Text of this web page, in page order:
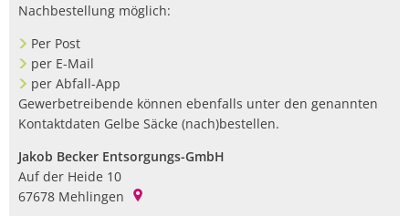
Nachbestellung möglich:
Per Post
per E-Mail
per Abfall-App
Gewerbetreibende können ebenfalls unter den genannten
Kontaktdaten Gelbe Säcke (nach)bestellen.
Jakob Becker Entsorgungs-GmbH
Auf der Heide 10
67678 Mehlingen